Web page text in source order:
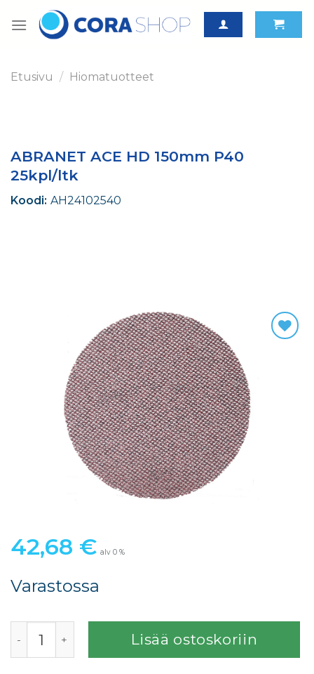
Etusivu / Hiomatuotteet
ABRANET ACE HD 150mm P40
25kpl/ltk
Koodi: AH24102540
42,68 € alv 0 %
Varastossa
Lisää ostoskoriin